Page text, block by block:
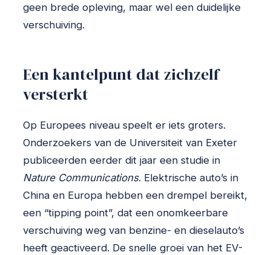
geen brede opleving, maar wel een duidelijke
verschuiving.
Een kantelpunt dat zichzelf
versterkt
Op Europees niveau speelt er iets groters.
Onderzoekers van de Universiteit van Exeter
publiceerden eerder dit jaar een studie in
Nature Communications. Elektrische auto’s in
China en Europa hebben een drempel bereikt,
een “tipping point”, dat een onomkeerbare
verschuiving weg van benzine- en dieselauto’s
heeft geactiveerd. De snelle groei van het EV-